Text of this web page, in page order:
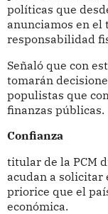
políticas que
anunciamos en el
responsabilidad
Señaló que con
tomarán
populistas que
finanzas públicas.
Confianza
titular de la PCM
acudan a solicitar
priorice que el
económica.